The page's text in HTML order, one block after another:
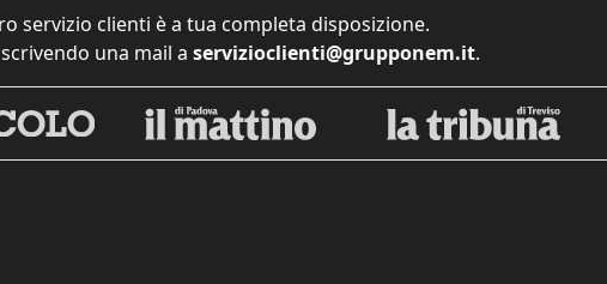
servizio clienti è a tua completa disposizione.
una mail a servizioclienti@grupponem.it.